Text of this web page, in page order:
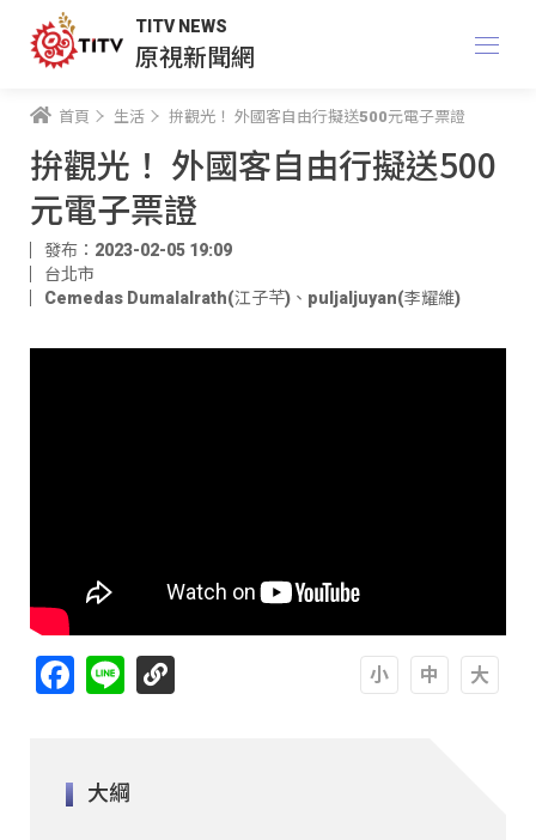
TITV NEWS
原視新聞網
首頁 生活 拚觀光！ 外國客自由行擬送500元電子票證
拚觀光！ 外國客自由行擬送500
元電子票證
發布：2023-02-05 19:09
台北市
Cemedas Dumalalrath(江子芊) 、 puljaljuyan(李耀維)
Facebook
Line
大綱